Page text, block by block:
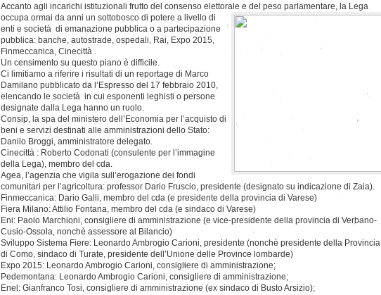
Accanto agli incarichi istituzionali frutto del consenso elettorale e del peso parlamentare, la Lega
occupa ormai da anni un sottobosco di potere a livello di
enti e società di emanazione pubblica o a partecipazione
pubblica: banche, autostrade, ospedali, Rai, Expo 2015,
Finmeccanica, Cinecittà .
Un censimento su questo piano è difficile.
Ci limitiamo a riferire i risultati di un reportage di Marco
Damilano pubblicato da l’Espresso del 17 febbraio 2010,
elencando le società in cui esponenti leghisti o persone
designate dalla Lega hanno un ruolo.
Consip, la spa del ministero dell’Economia per l’acquisto di
beni e servizi destinati alle amministrazioni dello Stato:
Danilo Broggi, amministratore delegato.
Cinecittà : Roberto Codonati (consulente per l’immagine
della Lega), membro del cda.
Agea, l’agenzia che vigila sull’erogazione dei fondi
comunitari per l’agricoltura: professor Dario Fruscio, presidente (designato su indicazione di Zaia).
Finmeccanica: Dario Galli, membro del cda (e presidente della provincia di Varese)
Fiera Milano: Attilio Fontana, membro del cda (e sindaco di Varese)
Eni: Paolo Marchioni, consigliere di amministrazione (e vice-presidente della provincia di Verbano-
Cusio-Ossola, nonchè assessore al Bilancio)
Sviluppo Sistema Fiere: Leonardo Ambrogio Carioni, presidente (nonchè presidente della Provincia
di Como, sindaco di Turate, presidente dell’Unione delle Province lombarde)
Expo 2015: Leonardo Ambrogio Carioni, consigliere di amministrazione;
Pedemontana: Leonardo Ambrogio Carioni, consigliere di amministrazione;
Enel: Gianfranco Tosi, consigliere di amministrazione (ex sindaco di Busto Arsizio);